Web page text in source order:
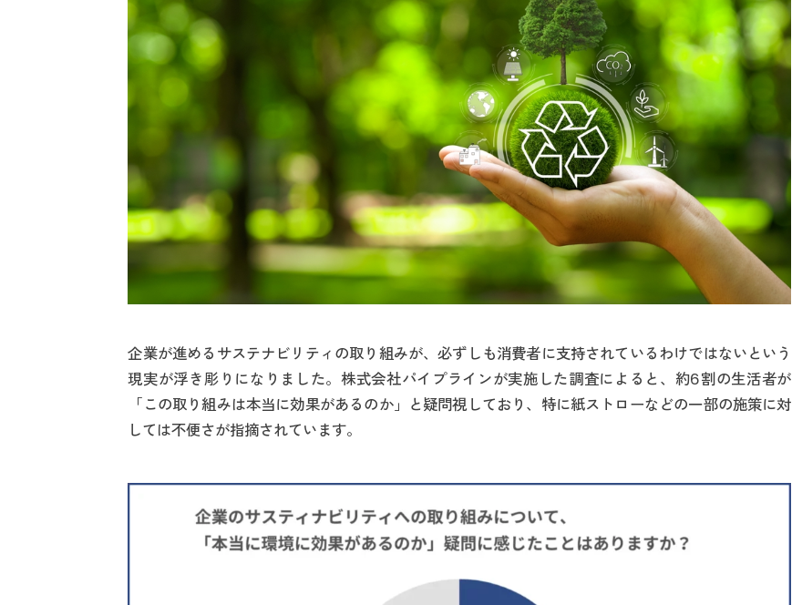
企業が進めるサステナビリティの取り組みが、必ずしも消費者に支持されているわけではないという
現実が浮き彫りになりました。株式会社パイプラインが実施した調査によると、約6割の生活者が
「この取り組みは本当に効果があるのか」と疑問視しており、特に紙ストローなどの一部の施策に対
しては不便さが指摘されています。